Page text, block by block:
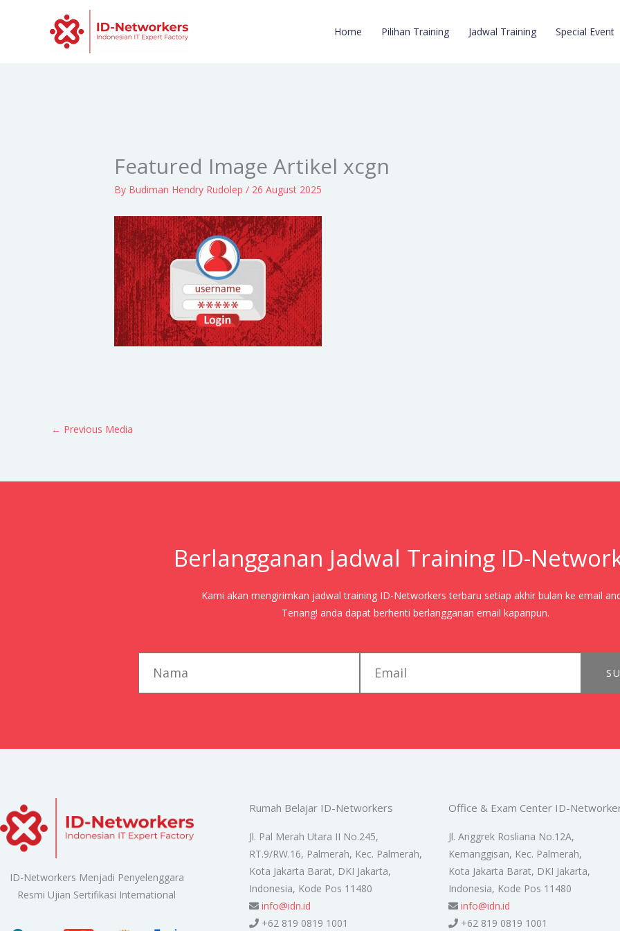
Home Pilihan Training Jadwal Training Special Event
Featured Image Artikel xcgn
By Budiman Hendry Rudolep/ 26 August 2025
← Previous Media
Berlangganan Jadwal Training ID-
Kami akan mengirimkan jadwal training ID-Networkers terbaru setiap akhir bulan ke email
Tenang! anda dapat berhenti berlangganan email kapanpun.
ID-Networkers Menjadi Penyelenggara
Resmi Ujian Sertifikasi International
Rumah Belajar ID-Networkers
Jl. Pal Merah Utara II No.245,
RT.9/RW.16, Palmerah, Kec. Palmerah,
Kota Jakarta Barat, DKI Jakarta,
Indonesia, Kode Pos 11480
info@idn.id
+62 819 0819 1001
Office & Exam Center ID-
Jl. Anggrek Rosliana No.12A,
Kemanggisan, Kec. Palmerah,
Kota Jakarta Barat, DKI Jakarta,
Indonesia, Kode Pos 11480
info@idn.id
+62 819 0819 1001